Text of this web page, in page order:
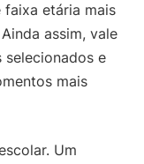
faixa etária mais
assim, vale
e
mais
Um